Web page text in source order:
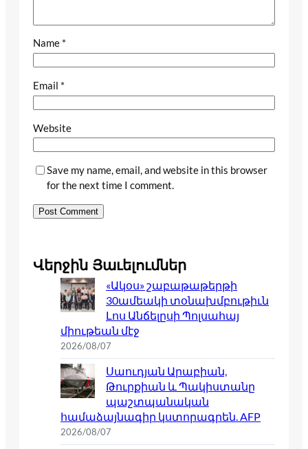
Name *
Email *
Website
Save my name, email, and website in this browser
for the next time I comment.
Վերջին Յաւելումներ
«Ակօս» շաբաթաթերթի
30ամեակի տօնախմբութիւն
Լոս Անճելըսի Պոլսահայ
միութեան մէջ
2026/08/07
Սաուդյան Արաբիան,
Թուրքիան և Պակիստանը
պաշտպանական
համաձայնագիր կստորագրեն. AFP
2026/08/07